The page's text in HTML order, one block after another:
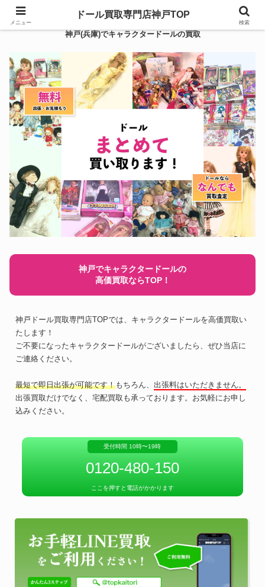
神戸(兵庫)でキャラクタードールの買取
神戸でキャラクタードールの
高価買取ならTOP！
神戸ドール買取専門店TOPでは、キャラクタードールを高価買取い
たします！
ご不要になったキャラクタードールがございましたら、ぜひ当店に
ご連絡ください。
最短で即日出張が可能です！もちろん、 出張料はいただきません。
出張買取だけでなく、宅配買取も承っております。お気軽にお申し
込みください。
受付時間 10時〜19時
0120-480-150
ここを押すと電話がかかります
メニュー
ドール買取専門店神戸TOP
検索